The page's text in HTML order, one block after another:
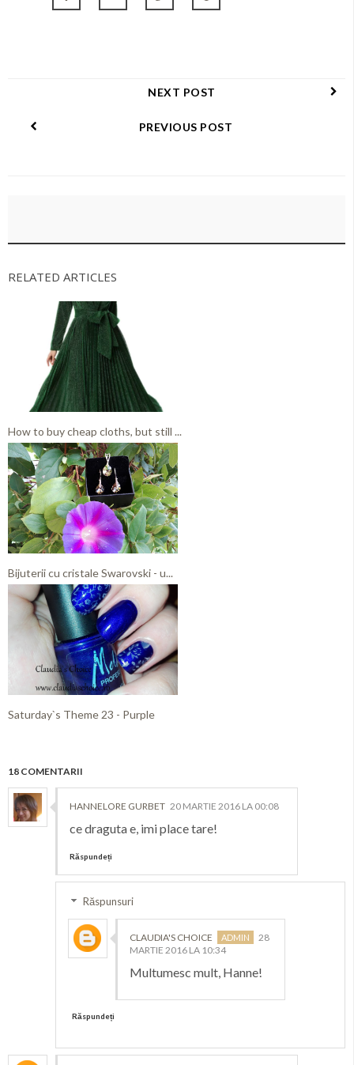
NEXT POST
PREVIOUS POST
RELATED ARTICLES
How to buy cheap cloths, but still ...
Bijuterii cu cristale Swarovski - u...
Saturday`s Theme 23 - Purple
18 COMENTARII
HANNELORE GURBET 20 MARTIE 2016 LA 00:08
ce draguta e, imi place tare!
Răspundeți
Răspunsuri
CLAUDIA'S CHOICE
28
MARTIE 2016 LA 10:34
Multumesc mult, Hanne!
Răspundeți